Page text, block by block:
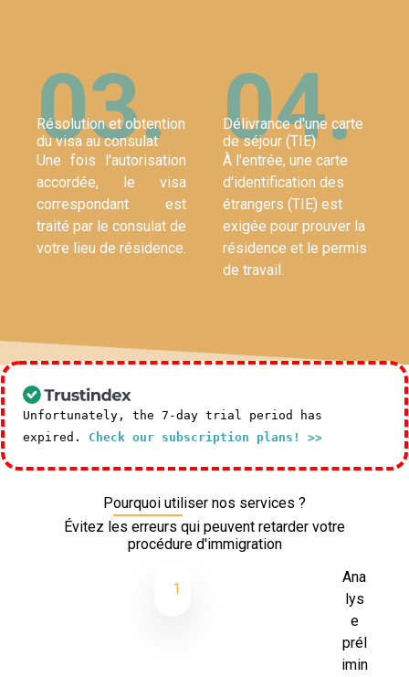
03.
Résolution et obtention
du visa au consulat
Une fois l'autorisation
accordée, le visa
correspondant est
traité par le consulat de
votre lieu de résidence.
04.
Délivrance d'une carte
de séjour (TIE)
À l'entrée, une carte
d'identification des
étrangers (TIE) est
exigée pour prouver la
résidence et le permis
de travail.
Unfortunately, the 7-day trial period has
expired. Check our subscription plans! >>
Pourquoi utiliser nos services ?
Évitez les erreurs qui peuvent retarder votre
procédure d'immigration
1
Ana
lys
e
prél
imin